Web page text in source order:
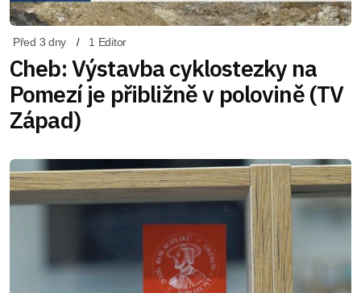
Před 3 dny 1 Editor
Cheb: Výstavba cyklostezky na
Pomezí je přibližně v polovině (TV
Západ)